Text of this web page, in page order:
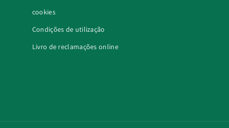
cookies
Condições de utilização
Livro de reclamações online